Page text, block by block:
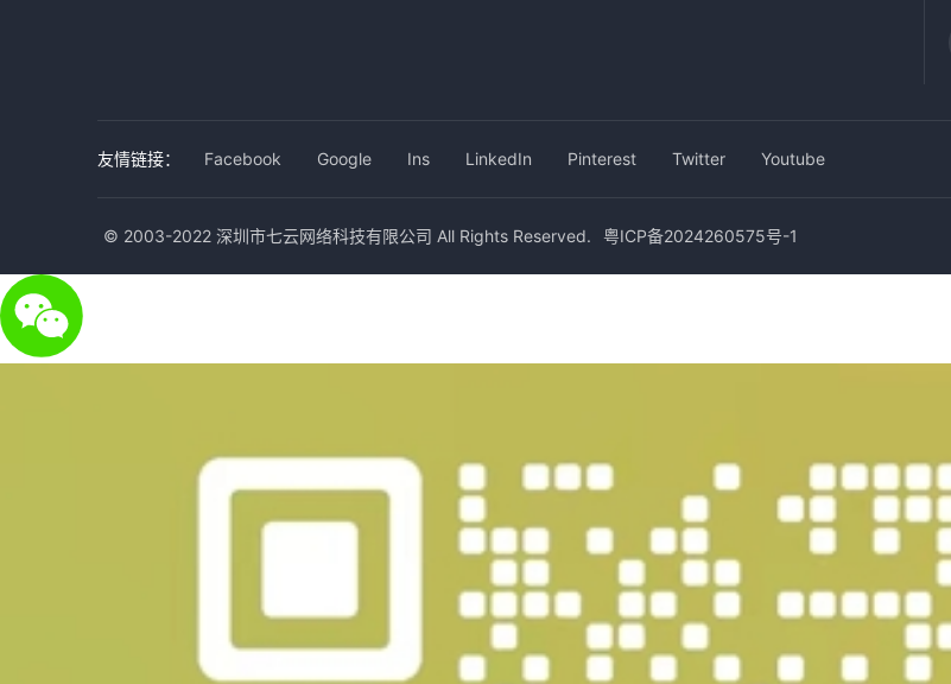
友情链接： Facebook Google Ins LinkedIn Pinterest Twitter Youtube
© 2003-2022 深圳市七云网络科技有限公司 All Rights Reserved. 粤ICP备2024260575号-1